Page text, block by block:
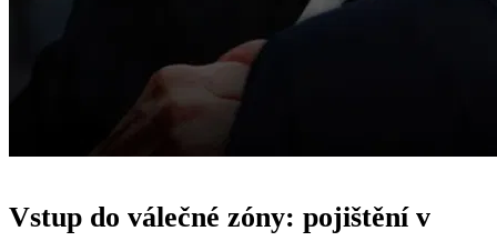
Vstup do válečné zóny: pojištění v